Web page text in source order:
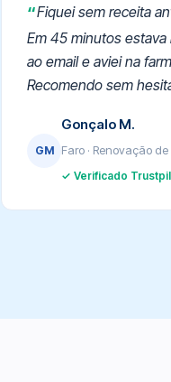
Fiquei sem receita
Em 45 minutos
ao email e aviei na
Recomendo sem
GM
Gonçalo M.
Faro · Renovação
✓ Verificado